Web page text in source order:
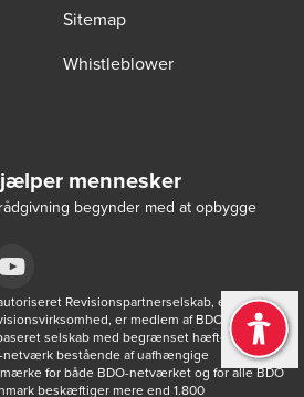
Sitemap
Whistleblower
mennesker
begynder med at opbygge
tab
new window/tab
in a new window/tab
Revisionspartnerselskab, en
er medlem af BDO
selskab med begrænset hæftelse - og
netværk bestående af uafhængige
for både BDO-netværket og for alle BDO
beskæftiger mere end 1.800